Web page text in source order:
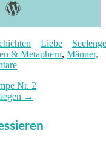
Liebe
& Metaphern, Männer,
Nr. 2
→